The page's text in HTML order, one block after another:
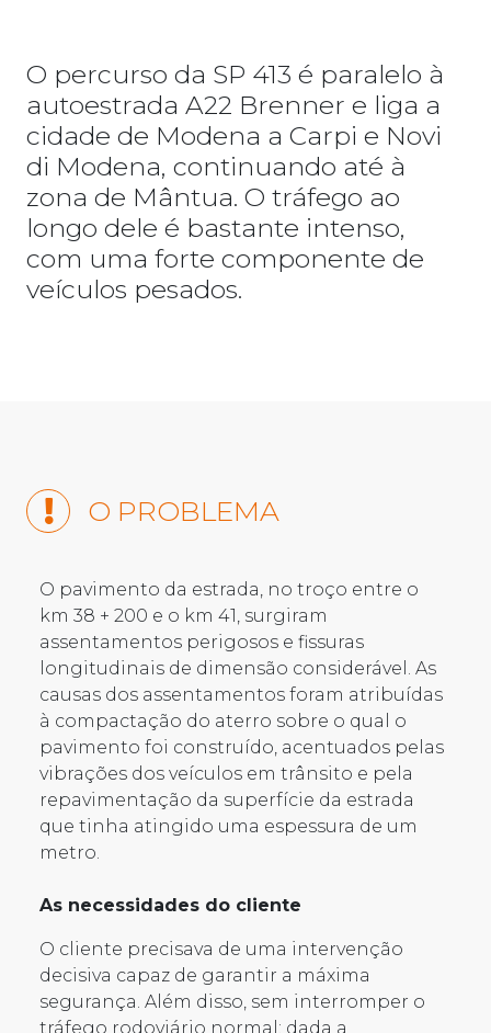
O percurso da SP 413 é paralelo à
autoestrada A22 Brenner e liga a
cidade de Modena a Carpi e Novi
di Modena, continuando até à
zona de Mântua. O tráfego ao
longo dele é bastante intenso,
com uma forte componente de
veículos pesados.
O PROBLEMA
O pavimento da estrada, no troço entre o
km 38 + 200 e o km 41, surgiram
assentamentos perigosos e fissuras
longitudinais de dimensão considerável. As
causas dos assentamentos foram atribuídas
à compactação do aterro sobre o qual o
pavimento foi construído, acentuados pelas
vibrações dos veículos em trânsito e pela
repavimentação da superfície da estrada
que tinha atingido uma espessura de um
metro.
As necessidades do cliente
O cliente precisava de uma intervenção
decisiva capaz de garantir a máxima
segurança. Além disso, sem interromper o
tráfego rodoviário normal: dada a